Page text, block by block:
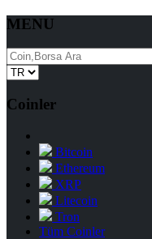
MENU
Coinler
Bitcoin
Ethereum
XRP
Litecoin
Tron
Tüm Coinler